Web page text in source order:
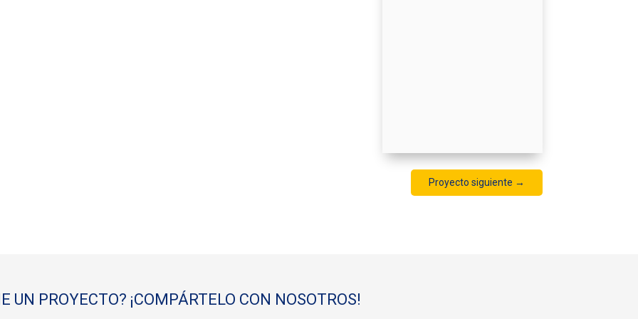
Proyecto siguiente →
UN PROYECTO? ¡COMPÁRTELO CON NOSOTROS!